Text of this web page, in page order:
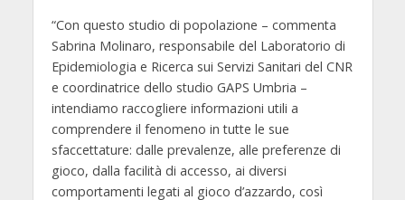
“Con questo studio di popolazione – commenta
Sabrina Molinaro, responsabile del Laboratorio di
Epidemiologia e Ricerca sui Servizi Sanitari del CNR
e coordinatrice dello studio GAPS Umbria –
intendiamo raccogliere informazioni utili a
comprendere il fenomeno in tutte le sue
sfaccettature: dalle prevalenze, alle preferenze di
gioco, dalla facilità di accesso, ai diversi
comportamenti legati al gioco d’azzardo, così